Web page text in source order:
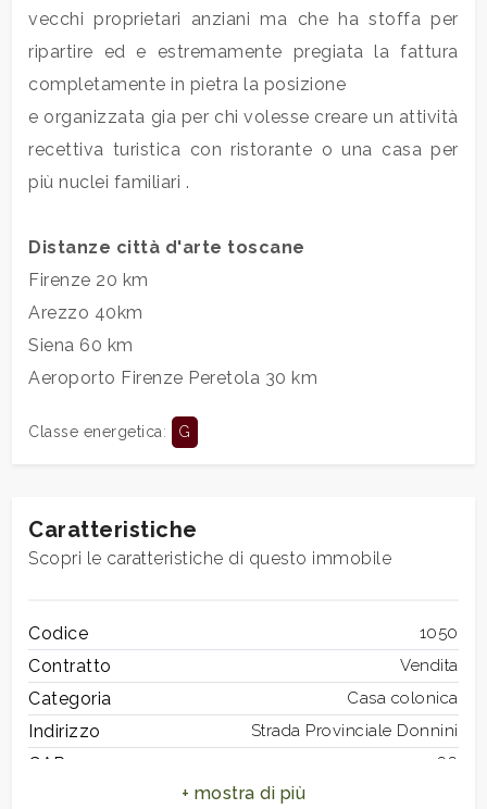
vecchi proprietari anziani ma che ha stoffa per
ripartire ed e estremamente pregiata la fattura
completamente in pietra la posizione
e organizzata gia per chi volesse creare un attività
recettiva turistica con ristorante o una casa per
più nuclei familiari .
Distanze città d'arte toscane
Firenze 20 km
Arezzo 40km
Siena 60 km
Aeroporto Firenze Peretola 30 km
Classe energetica: G
Caratteristiche
Scopri le caratteristiche di questo immobile
Codice 1050
Contratto Vendita
Categoria Casa colonica
Indirizzo Strada Provinciale Donnini
CAP 50066
5+
Qualsiasi
1
2
3
5+
Camere
minime
Qualsiasi